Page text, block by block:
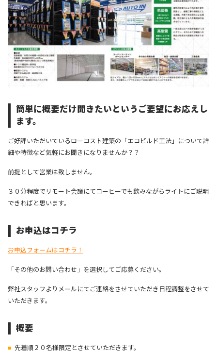
簡単に概要だけ聞きたいというご要望にお応えし
ます。
ご好評いただいているローコスト建築の「エコビルド工法」について詳
細や特徴など気軽にお聞きになりませんか？？
前提として営業は致しません。
３０分程度でリモート会議にてコーヒーでも飲みながらライトにご説明
できればと思います。
お申込はコチラ
お申込フォームはコチラ！
「その他のお問い合わせ」を選択してご応募ください。
弊社スタッフよりメールにてご連絡をさせていただき日程調整をさせて
いただきます。
概要
先着順２０名様限定とさせていただきます。